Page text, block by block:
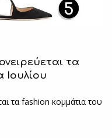
τα
τα fashion κομμάτια του